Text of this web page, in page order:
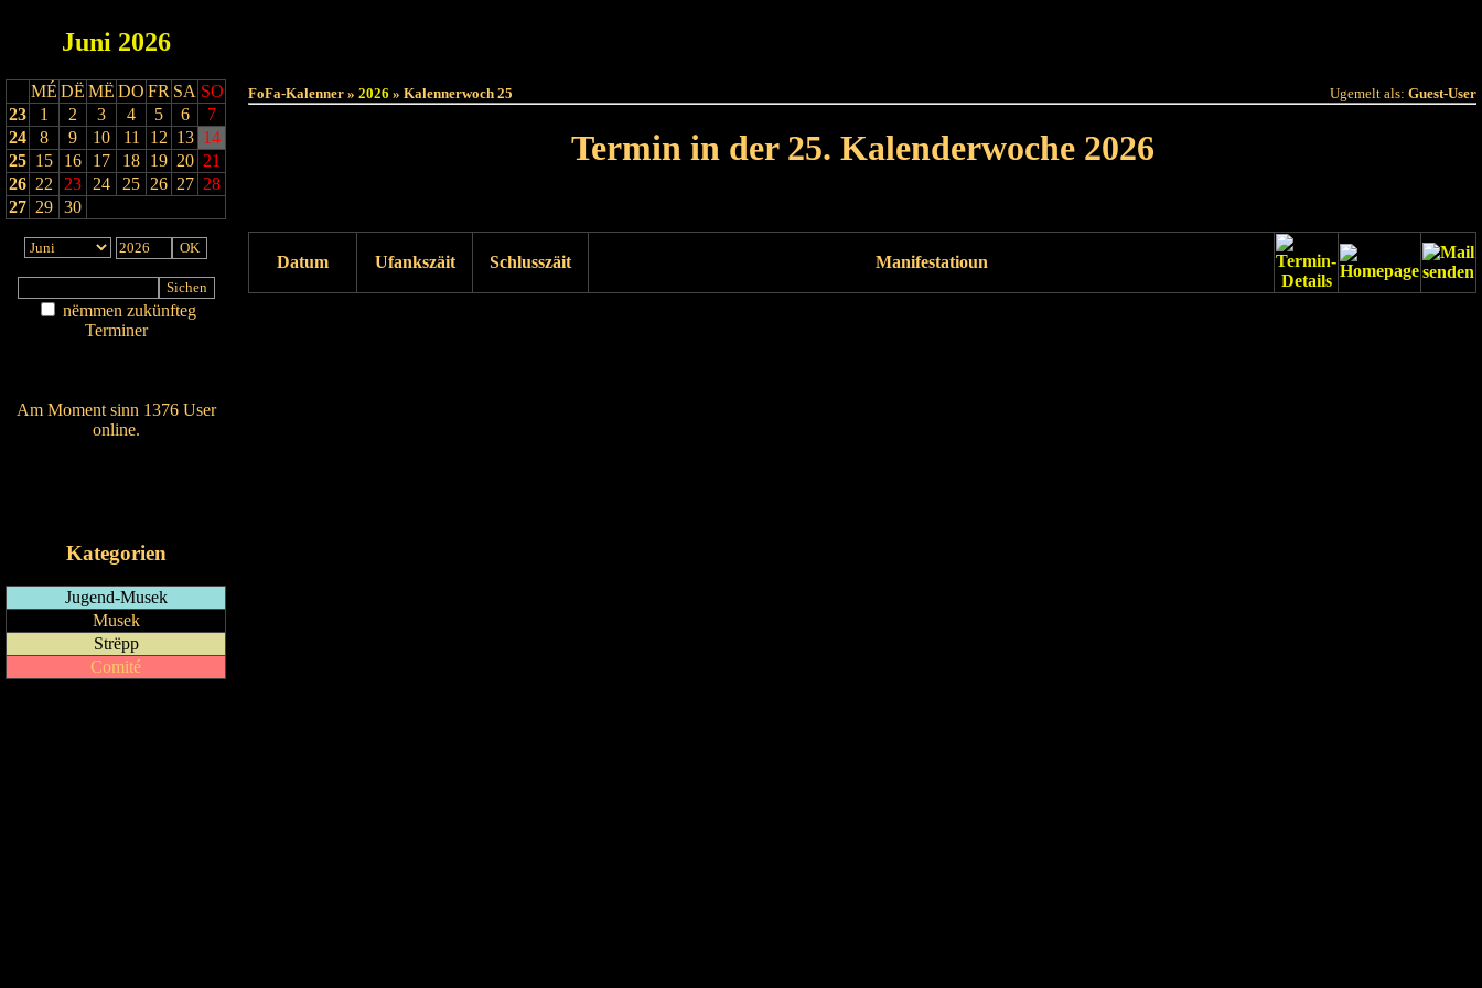
Juni 2026
MÉ DË MË DO FR SA SO
23
1 2 3 4 5 6
7
24
8 9 10 11 12 13 14
25 15 16 17 18 19 20 21
26 22 23 24 25 26 27 28
27 29 30
nëmmen zukünfteg
Terminer
Am Moment sinn 1376 User
online.
Kategorien
Jugend-Musek
Musek
Strëpp
Comité
FoFa-Kalenner » 2026 » Kalennerwoch 25 Ugemelt als: Guest-User
Termin in der 25. Kalenderwoche 2026
Datum Ufankszäit Schlusszäit Manifestatioun